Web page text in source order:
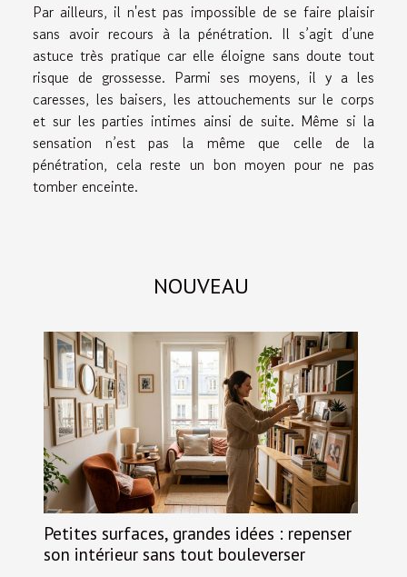
Par ailleurs, il n'est pas impossible de se faire plaisir
sans avoir recours à la pénétration. Il s’agit d’une
astuce très pratique car elle éloigne sans doute tout
risque de grossesse. Parmi ses moyens, il y a les
caresses, les baisers, les attouchements sur le corps
et sur les parties intimes ainsi de suite. Même si la
sensation n’est pas la même que celle de la
pénétration, cela reste un bon moyen pour ne pas
tomber enceinte.
NOUVEAU
Petites surfaces, grandes idées : repenser
son intérieur sans tout bouleverser